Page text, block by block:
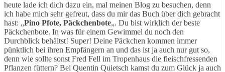
heute lade ich dich dazu ein, mal meinen Blog zu besuchen, denn
ich habe mich sehr gefreut, dass du mir das Buch über dich gebracht
hast: „Pino Pfote, Päckchenbote„. Du bist wirklich der beste
Päckchenbote. In was für einem Gewimmel du noch den
Durchblick behältst! Super! Deine Päckchen kommen immer
pünktlich bei ihren Empfängern an und das ist ja auch nur gut so,
denn wie sollte sonst Fred Fell im Tropenhaus die fleischfressenden
Pflanzen füttern? Bei Quentin Quietsch kamst du zum Glück ja auch